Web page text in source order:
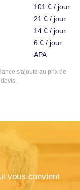
101 € / jour
21 € / jour
14 € / jour
6 € / jour
APA
s'ajoute au prix de
vous convient